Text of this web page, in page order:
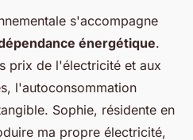
s'accompagne
énergétique.
prix de l'électricité et aux
l'autoconsommation
Sophie, résidente en
ma propre électricité,